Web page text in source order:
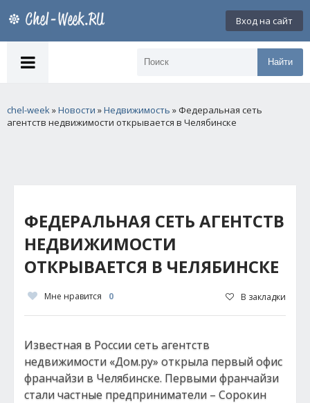
Вход на сайт
Найти
chel-week»Новости »Недвижимость » Федеральная сеть
агентств недвижимости открывается в Челябинске
ФЕДЕРАЛЬНАЯ СЕТЬ АГЕНТСТВ
НЕДВИЖИМОСТИ
ОТКРЫВАЕТСЯ В ЧЕЛЯБИНСКЕ
Мне нравится 0 В закладки
Известная в России сеть агентств
недвижимости «Дом.ру» открыла первый офис
франчайзи в Челябинске. Первыми франчайзи
стали частные предприниматели – Сорокин